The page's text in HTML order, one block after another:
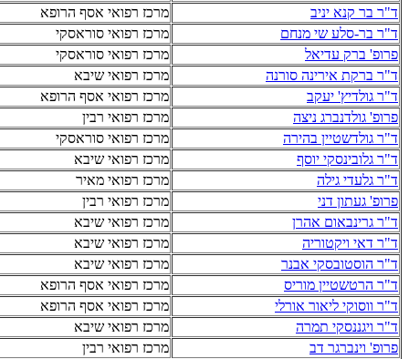
ד"ר בר קנא יניב
מרכז רפואי אסף הרופא
ד"ר בר-סלע שי מנחם
מרכז רפואי סוראסקי
פרופ' ברק עדיאל
מרכז רפואי סוראסקי
ד"ר ברקת אירינה סורנה
מרכז רפואי שיבא
ד"ר גולדיץ' יעקב
מרכז רפואי אסף הרופא
פרופ' גולדנברג ניצה
מרכז רפואי רבין
ד"ר גולדשטיין בהירה
מרכז רפואי סוראסקי
ד"ר גלובינסקי יוסף
מרכז רפואי שיבא
ד"ר גלעדי גילה
מרכז רפואי מאיר
פרופ' געתון דני
מרכז רפואי רבין
ד"ר גרינבאום אהרן
מרכז רפואי שיבא
ד"ר דאי ויקטוריה
מרכז רפואי שיבא
ד"ר הוסטובסקי אבנר
מרכז רפואי שיבא
ד"ר הרטשטיין מוריס
מרכז רפואי אסף הרופא
ד"ר ווסוקי ליאור אורלי
מרכז רפואי אסף הרופא
ד"ר ויגננסקי תמרה
מרכז רפואי שיבא
פרופ' וינברגר דב
מרכז רפואי רבין